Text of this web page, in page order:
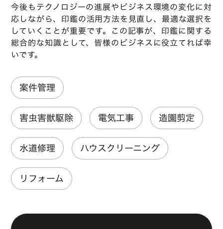
今後もテクノロジーの進展やビジネス環境の変化に対
応しながら、印鑑の活用方法を見直し、最適な選択を
していくことが重要です。この記事が、印鑑に関する
総合的な知識として、皆様のビジネスに役立てれば幸
いです。
案件管理
害虫害獣駆除 電気工事 造園剪定
水道修理 ハウスクリーニング
リフォーム